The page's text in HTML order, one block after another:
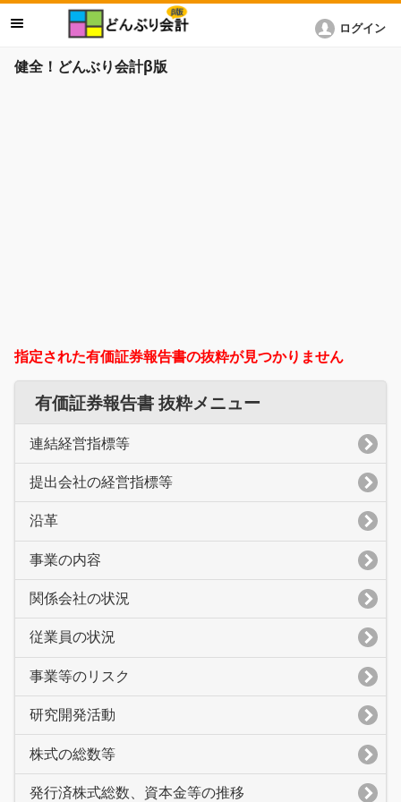
健全！どんぶり会計β版
ログイン
指定された有価証券報告書の抜粋が見つかりません
有価証券報告書 抜粋メニュー
連結経営指標等
提出会社の経営指標等
沿革
事業の内容
関係会社の状況
従業員の状況
事業等のリスク
研究開発活動
株式の総数等
発行済株式総数、資本金等の推移